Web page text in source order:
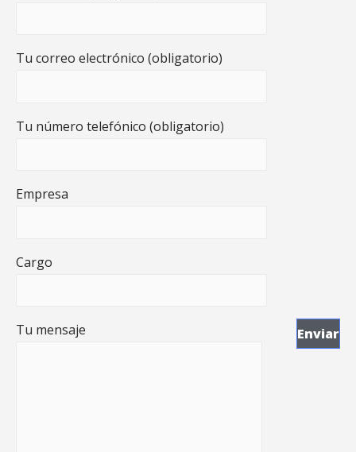
Tu correo electrónico (obligatorio)
Tu número telefónico (obligatorio)
Empresa
Cargo
Tu mensaje